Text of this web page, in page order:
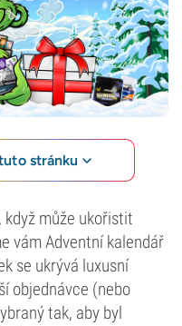
stránku
když může ukořistit
vám Adventní kalendář
se ukrývá luxusní
objednávce (nebo
tak, aby byl